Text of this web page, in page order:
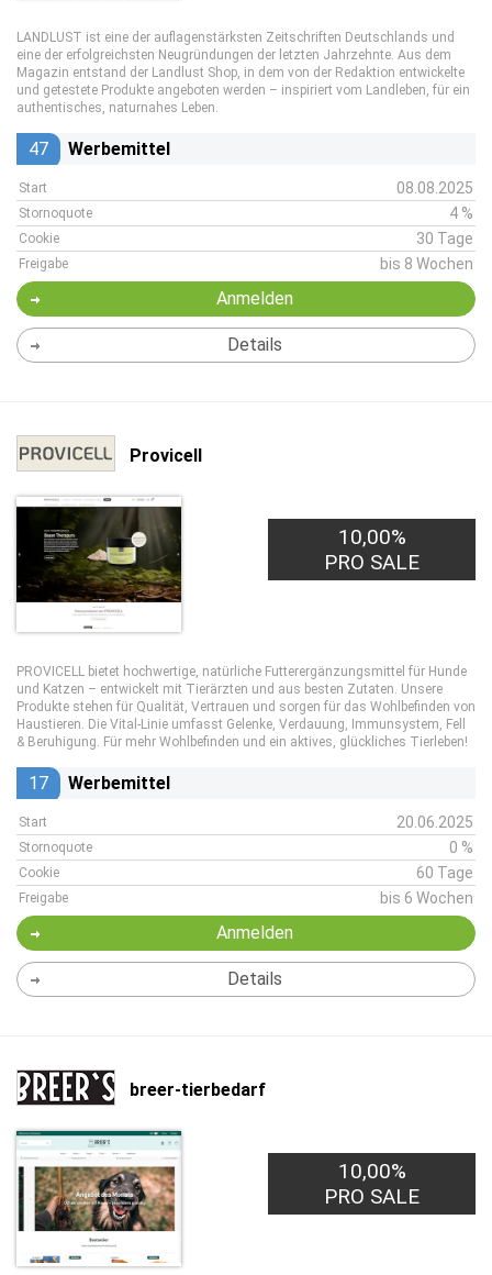
LANDLUST ist eine der auflagenstärksten Zeitschriften Deutschlands und
eine der erfolgreichsten Neugründungen der letzten Jahrzehnte. Aus dem
Magazin entstand der Landlust Shop, in dem von der Redaktion entwickelte
und getestete Produkte angeboten werden – inspiriert vom Landleben, für ein
authentisches, naturnahes Leben.
47 Werbemittel
Start 08.08.2025
Stornoquote 4 %
Cookie 30 Tage
Freigabe bis 8 Wochen
Anmelden
Details
Provicell
10,00%
PRO SALE
PROVICELL bietet hochwertige, natürliche Futterergänzungsmittel für Hunde
und Katzen – entwickelt mit Tierärzten und aus besten Zutaten. Unsere
Produkte stehen für Qualität, Vertrauen und sorgen für das Wohlbefinden von
Haustieren. Die Vital-Linie umfasst Gelenke, Verdauung, Immunsystem, Fell
& Beruhigung. Für mehr Wohlbefinden und ein aktives, glückliches Tierleben!
17 Werbemittel
Start 20.06.2025
Stornoquote 0 %
Cookie 60 Tage
Freigabe bis 6 Wochen
Anmelden
Details
breer-tierbedarf
10,00%
PRO SALE